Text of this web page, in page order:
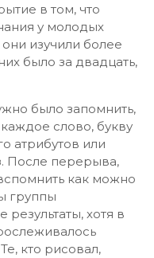
в том, что
у молодых
изучили более
было за двадцать,
было запомнить,
слово, букву
атрибутов или
После перерыва,
как можно
группы
хотя в
кто рисовал,